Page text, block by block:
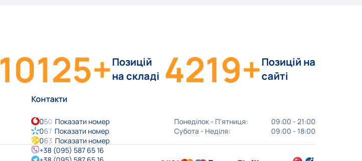
10125+Позицій
на складі 4219+Позицій на
сайті
Контакти
050 Показати номер
067 Показати номер
063 Показати номер
+38 (095) 587 65 16
Понеділок - Пʼятниця:
09:00 - 21:00
Субота - Неділя:
09:00 - 18:00